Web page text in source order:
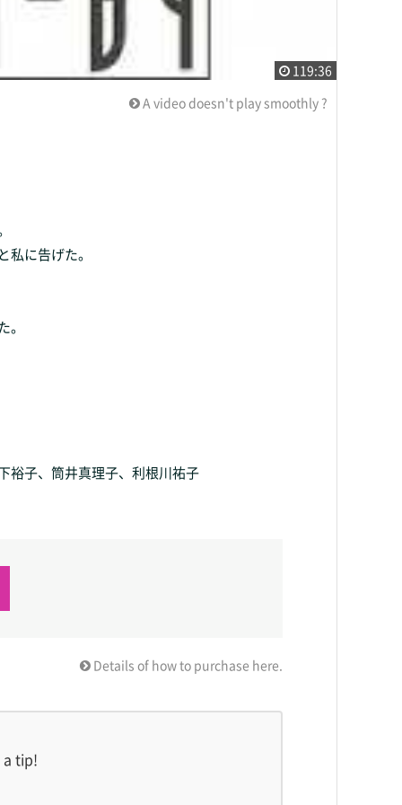
119:36
A video doesn't play smoothly ?
に告げた。
裕子、筒井真理子、利根川祐子
Details of how to purchase here.
tip!